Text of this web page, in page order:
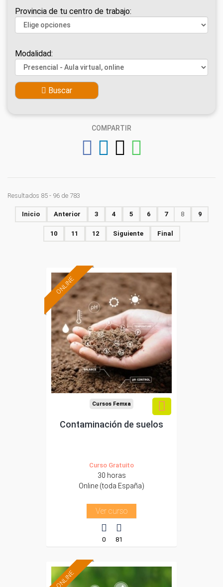
Provincia de tu centro de trabajo:
Modalidad:
Buscar
COMPARTIR
Resultados 85 - 96 de 783
Inicio Anterior 3 4 5 6 7 8 9
10 11 12 Siguiente Final
ONLINE
Formación 100%
subvencionada.
Para desempleados,
trabajadores y
autónomos.
Sector
-Agricultura y Ganadería.
Cursos Femxa
Contaminación de suelos
Curso Gratuito
30 horas
Online (toda España)
Ver curso
0 81
ONLINE